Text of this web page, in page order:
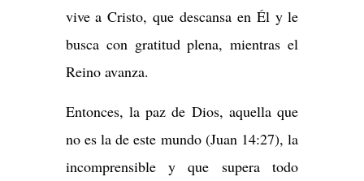
vive a Cristo, que descansa en Él y le
busca con gratitud plena, mientras el
Reino avanza.
Entonces, la paz de Dios, aquella que
no es la de este mundo (Juan 14:27), la
incomprensible y que supera todo